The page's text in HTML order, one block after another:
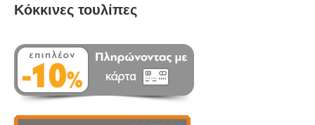
Κόκκινες τουλίπες